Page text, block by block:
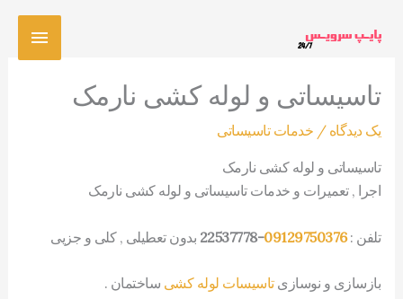
تاسیساتی و لوله کشی نارمک
یک دیدگاه / خدمات تاسیساتی
تاسیساتی و لوله کشی نارمک
اجرا , تعمیرات و خدمات تاسیساتی و لوله کشی نارمک
تلفن :09129750376
-22537778 بدون تعطیلی , کلی و جزیی
بازسازی و نوسازیتاسیسات لوله کشی ساختمان .